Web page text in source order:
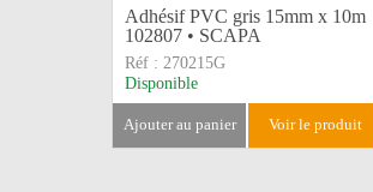
Adhésif PVC gris 15mm x 10m
102807 • SCAPA
Réf : 270215G
Disponible
ajouter au panier voir le produit